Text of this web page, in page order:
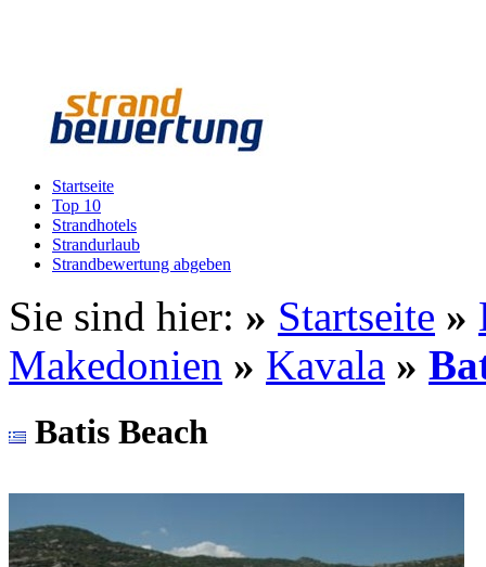
Startseite
Top 10
Strandhotels
Strandurlaub
Strandbewertung abgeben
Sie sind hier: » Startseite »
Makedonien » Kavala »
Batis Beach